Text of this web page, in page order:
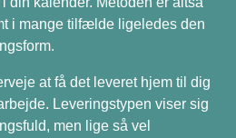
i mange tilfælde ligeledes den
at få det leveret hjem til dig
Leveringstypen viser sig
men lige så vel